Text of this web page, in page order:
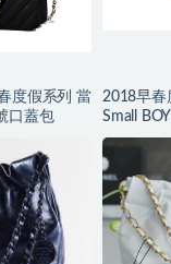
度假系列 當
口蓋包
2018早春
Small